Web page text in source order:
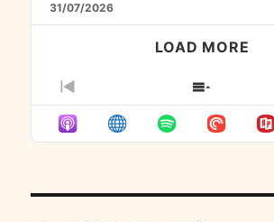
31/07/2026
LOAD MORE
PREVIOUS
EPISODE
SHOW
LIST